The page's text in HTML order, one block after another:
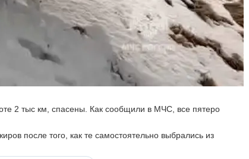
2 тыс км, спасены. Как сообщили в МЧС, все пятеро
после того, как те самостоятельно выбрались из